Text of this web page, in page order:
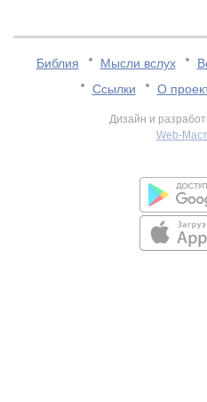
Библия Мысли вслух
Ссылки
О
Дизайн и
Web-